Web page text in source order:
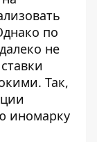
по
не
Так,
иномарку